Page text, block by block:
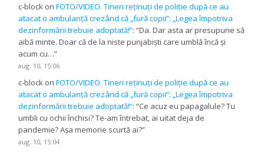
c-block onFOTO/VIDEO. Tineri reținuți de poliție după ce au
atacat o ambulanță crezând că „fură copii”: „Legea împotriva
dezinformării trebuie adoptată!”: “Da. Dar asta ar presupune să
aibă minte. Doar că de la niste punjabiști care umblă încă și
acum cu…”
aug. 10, 15:06
c-block onFOTO/VIDEO. Tineri reținuți de poliție după ce au
atacat o ambulanță crezând că „fură copii”: „Legea împotriva
dezinformării trebuie adoptată!”: “Ce acuz eu papagalule? Tu
umbli cu ochii închisi? Te-am întrebat, ai uitat deja de
pandemie? Așa memorie scurtă ai?”
aug. 10, 15:04